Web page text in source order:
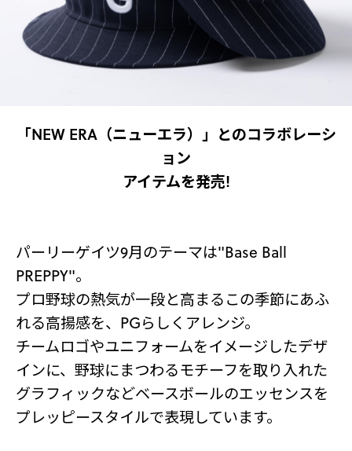
「NEW ERA（ニューエラ）」とのコラボレーシ
ョン
アイテムを発売!
パーリーゲイツ9月のテーマは"Base Ball
PREPPY"。
プロ野球の熱気が一段と高まるこの季節にあふ
れる高揚感を、PGらしくアレンジ。
チームロゴやユニフォームをイメージしたデザ
インに、野球にまつわるモチーフを取り入れた
グラフィックなどベースボールのエッセンスを
プレッピースタイルで表現しています。